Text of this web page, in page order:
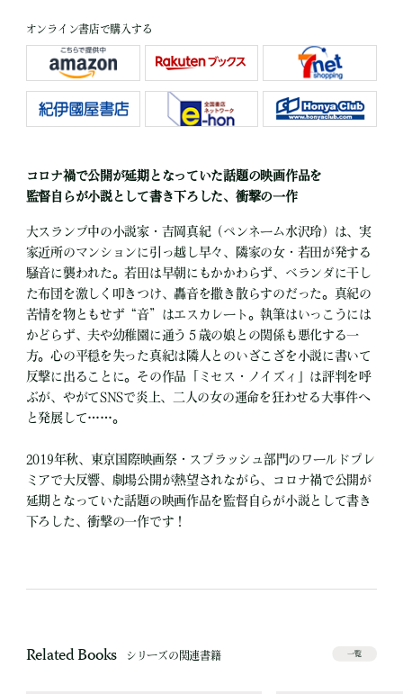
オンライン書店で購入する
コロナ禍で公開が延期となっていた話題の映画作品を
監督自らが小説として書き下ろした、衝撃の一作
大スランプ中の小説家・吉岡真紀（ペンネーム水沢玲）は、実
家近所のマンションに引っ越し早々、隣家の女・若田が発する
騒音に襲われた。若田は早朝にもかかわらず、ベランダに干し
た布団を激しく叩きつけ、轟音を撒き散らすのだった。真紀の
苦情を物ともせず“音”はエスカレート。執筆はいっこうには
かどらず、夫や幼稚園に通う５歳の娘との関係も悪化する一
方。心の平穏を失った真紀は隣人とのいざこざを小説に書いて
反撃に出ることに。その作品「ミセス・ノイズィ」は評判を呼
ぶが、やがてSNSで炎上、二人の女の運命を狂わせる大事件へ
と発展して……。
2019年秋、東京国際映画祭・スプラッシュ部門のワールドプレ
ミアで大反響、劇場公開が熱望されながら、コロナ禍で公開が
延期となっていた話題の映画作品を監督自らが小説として書き
下ろした、衝撃の一作です！
Related Books シリーズの関連書籍 一覧